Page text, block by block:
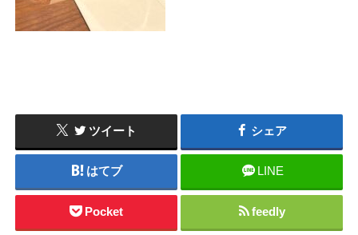
ツイート シェア
はてブ LINE
Pocket feedly